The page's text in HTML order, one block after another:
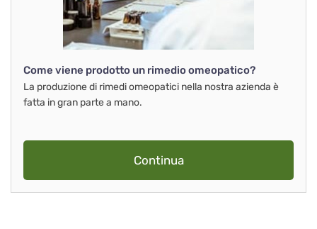
Come viene prodotto un rimedio omeopatico?
La produzione di rimedi omeopatici nella nostra azienda è
fatta in gran parte a mano.
Continua